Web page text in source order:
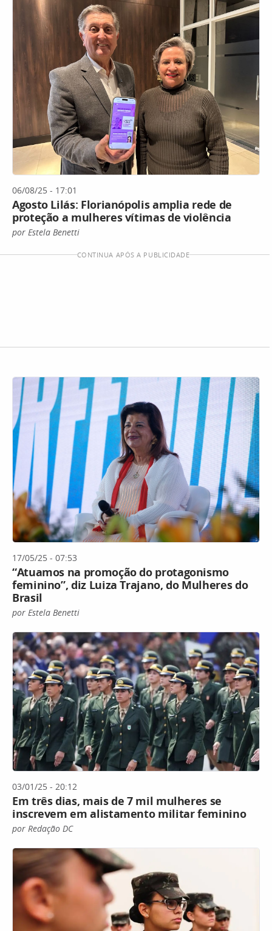
06/08/25 - 17:01
Agosto Lilás: Florianópolis amplia rede de
proteção a mulheres vítimas de violência
por Estela Benetti
CONTINUA APÓS A PUBLICIDADE
17/05/25 - 07:53
“Atuamos na promoção do protagonismo
feminino”, diz Luiza Trajano, do Mulheres do
Brasil
por Estela Benetti
03/01/25 - 20:12
Em três dias, mais de 7 mil mulheres se
inscrevem em alistamento militar feminino
por Redação DC